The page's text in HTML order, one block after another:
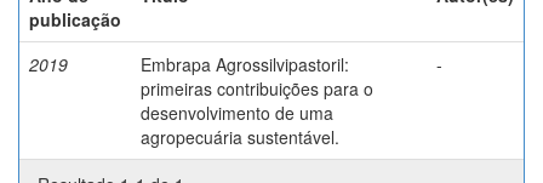
publicação
2019
Embrapa Agrossilvipastoril:
primeiras contribuições para o
desenvolvimento de uma
agropecuária sustentável.
-